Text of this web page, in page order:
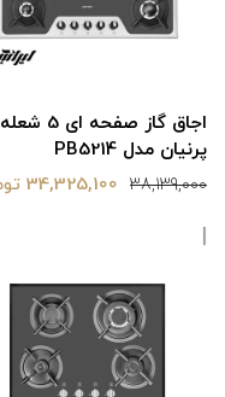
اجاق گاز صفحه ای 5 شعله
پرنیان مدل PB5214
38,139,000 34,325,100 تومان